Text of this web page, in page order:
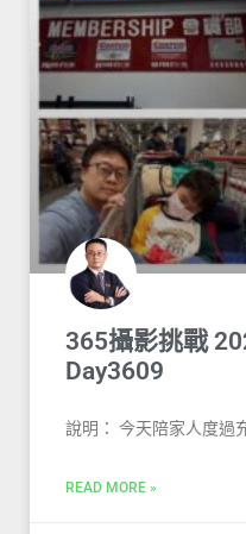
365攝影挑戰
Day3609
說明： 今天陪家人度過
READ MORE »